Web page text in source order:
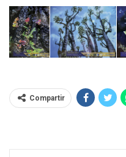
Compartir